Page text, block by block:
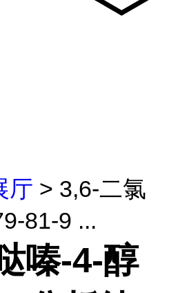
厅 > 3,6-二氯
81-9 ...
嗪-4-醇